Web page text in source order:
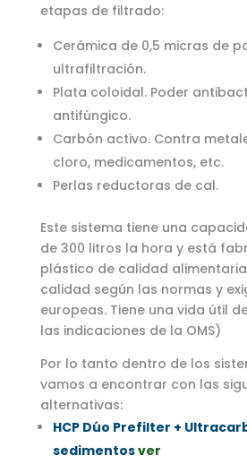
etapas de filtrado:
Cerámica de 0,5 micras de
ultrafiltración.
Plata coloidal. Poder
antifúngico.
Carbón activo. Contra
cloro, medicamentos, etc.
Perlas reductoras de cal.
Este sistema tiene una
de 300 litros la hora y está
plástico de calidad
calidad según las normas y
europeas. Tiene una vida útil
las indicaciones de la OMS)
Por lo tanto dentro de los
vamos a encontrar con las
alternativas:
HCP Dúo Prefilter +
sedimentosver